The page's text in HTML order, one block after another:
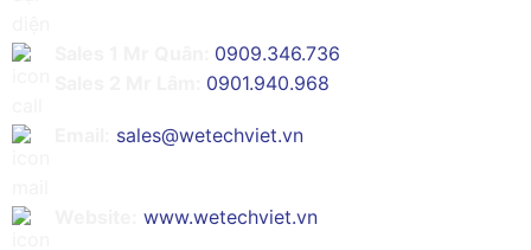
0909.346.736
0901.940.968
sales@wetechviet.vn
www.wetechviet.vn